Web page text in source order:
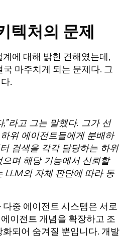
텍처의 문제
에 대해 밝힌 견해였는데,
마주치게 되는 문제다. 그
.
라고 그는 말했다. 그가 선
위 에이전트들에게 분배하
검색을 각각 담당하는 하위
며 해당 기능에서 신뢰할
LLM의 자체 판단에 따라 동
중 에이전트 시스템은 서로
이전트 개념을 확장하고 조
되어 숨겨질 뿐입니다. 개발